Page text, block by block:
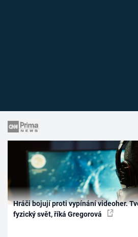
Hráči bojují proti vypínání videoher.
fyzický svět, říká Gregorová